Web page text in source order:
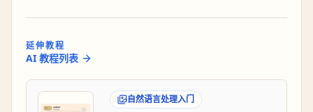
延伸教程
AI 教程列表
自然语言处理入门